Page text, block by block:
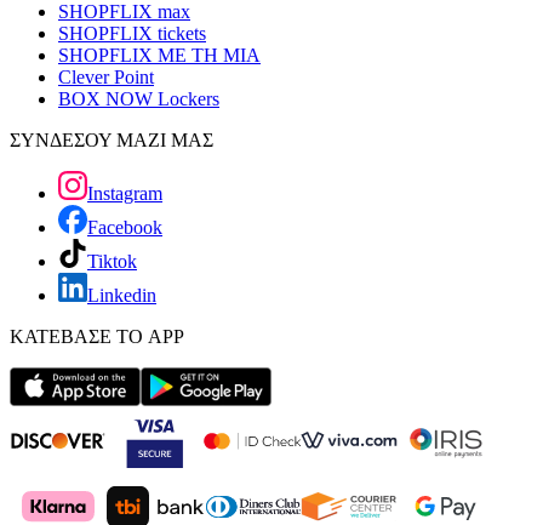
SHOPFLIX max
SHOPFLIX tickets
SHOPFLIX ΜΕ ΤΗ ΜΙΑ
Clever Point
BOX NOW Lockers
ΣΥΝΔΕΣΟΥ ΜΑΖΙ ΜΑΣ
Instagram
Facebook
Tiktok
Linkedin
ΚΑΤΕΒΑΣΕ ΤΟ APP